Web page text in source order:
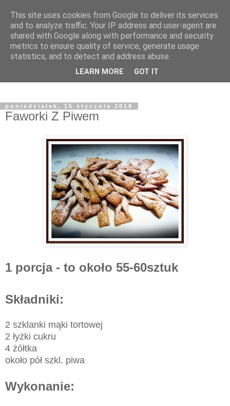
poniedziałek, 15 stycznia 2018
Faworki Z Piwem
1 porcja - to około 55-60sztuk
Składniki:
2 szklanki mąki tortowej
2 łyżki cukru
4 żółtka
około pół szkl. piwa
Wykonanie:
This site uses cookies from Google to deliver its services
and to analyze traffic. Your IP address and user-agent are
shared with Google along with performance and security
metrics to ensure quality of service, generate usage
statistics, and to detect and address abuse.
LEARN MORE GOT IT